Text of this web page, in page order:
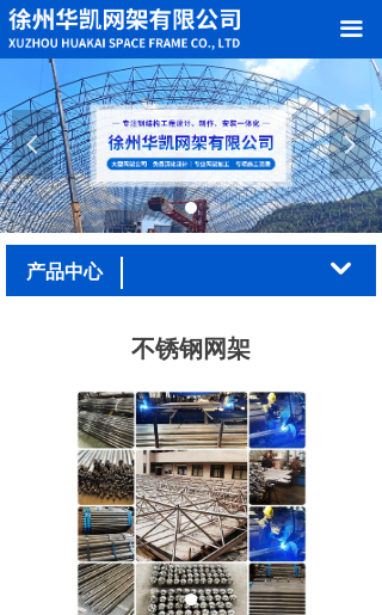
끀
网站首页
关于我们
产品中心
案例展示
加工车间
新闻中心
联系我们
荣誉资质
넳 넲
产品中心 낔
不锈钢网架